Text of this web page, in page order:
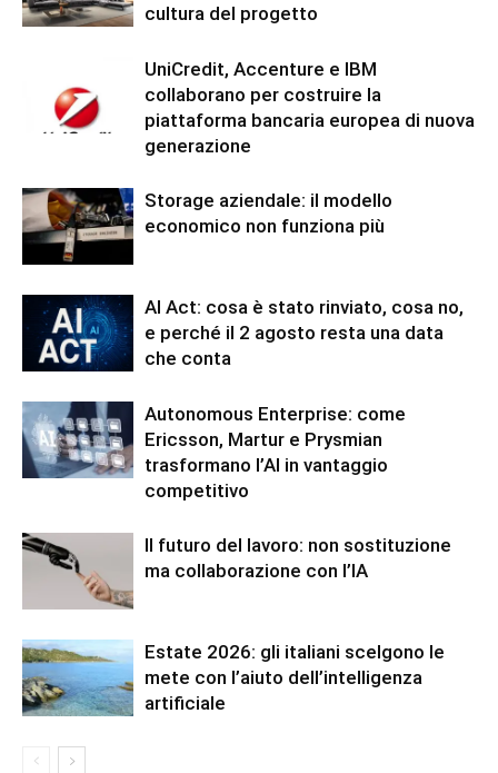
cultura del progetto
UniCredit, Accenture e IBM
collaborano per costruire la
piattaforma bancaria europea di nuova
generazione
Storage aziendale: il modello
economico non funziona più
AI Act: cosa è stato rinviato, cosa no,
e perché il 2 agosto resta una data
che conta
Autonomous Enterprise: come
Ericsson, Martur e Prysmian
trasformano l’AI in vantaggio
competitivo
Il futuro del lavoro: non sostituzione
ma collaborazione con l’IA
Estate 2026: gli italiani scelgono le
mete con l’aiuto dell’intelligenza
artificiale